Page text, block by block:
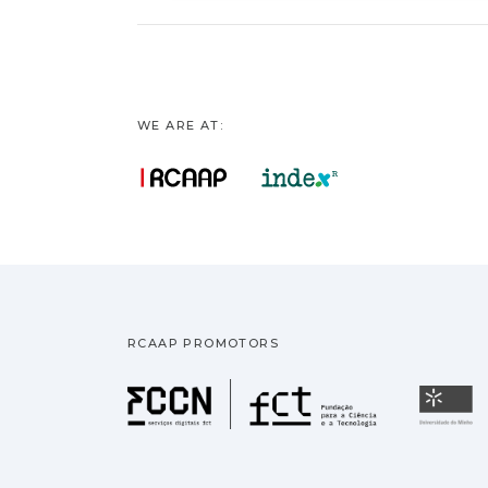
WE ARE AT:
RCAAP PROMOTORS
Fundação